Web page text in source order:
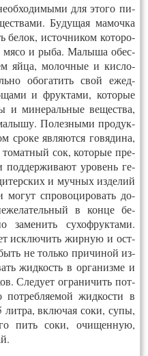
для это­го пи­
Бу­дущая ма­моч­ка
бе­лок, ис­точни­ком ко­торо­
мя­со и ры­ба. Ма­лыша обес­
яй­ца, мо­лоч­ные и кис­ло­
обо­гатить свой ежед­
и фрук­та­ми, ко­торые
и ми­нераль­ные ве­щест­ва,
По­лез­ны­ми про­дук­
сро­ке яв­ля­ют­ся го­вяди­на,
то­мат­ный сок, ко­торые пре­
под­держи­ва­ют уро­вень ге­
и муч­ных из­де­лий
мо­гут спро­воци­ровать до­
в кон­це бе­
за­менить су­хоф­рукта­ми.
иск­лю­чить жир­ную и ост­
не толь­ко при­чиной из­
жид­кость в ор­га­низ­ме и
Сле­ду­ет ог­ра­ничить пот­
пот­ребля­емой жид­кости в
вклю­чая со­ки, су­пы,
пить со­ки, очи­щен­ную,